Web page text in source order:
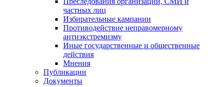
частных лиц
Избирательные кампании
Противодействие неправомерному
антиэкстремизму
Иные государственные и общественные
действия
Мнения
Публикации
Документы